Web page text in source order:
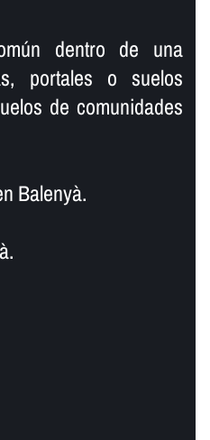
dentro de una
portales o suelos
de comunidades
Balenyà.